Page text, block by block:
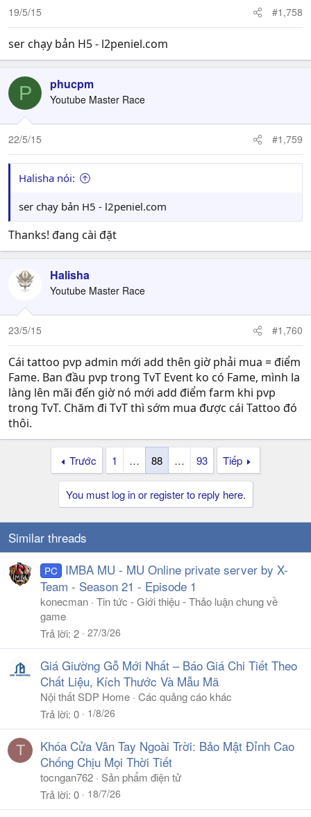
19/5/15 #1,758
ser chạy bản H5 - l2peniel.com
P phucpm
Youtube Master Race
22/5/15 #1,759
Halisha nói:
ser chạy bản H5 - l2peniel.com
Thanks! đang cài đặt
Halisha
Youtube Master Race
23/5/15 #1,760
Cái tattoo pvp admin mới add thên giờ phải mua = điểm
Fame. Ban đầu pvp trong TvT Event ko có Fame, mình la
làng lên mãi đến giờ nó mới add điểm farm khi pvp
trong TvT. Chăm đi TvT thì sớm mua được cái Tattoo đó
thôi.
Trước 1 … 88 … 93 Tiếp
You must log in or register to reply here.
Similar threads
PC
IMBA MU - MU Online private server by X-
Team - Season 21 - Episode 1
konecman Tin tức - Giới thiệu - Thảo luận chung về
game
Trả lời 2 27/3/26
Giá Giường Gỗ Mới Nhất – Báo Giá Chi Tiết Theo
Chất Liệu, Kích Thước Và Mẫu Mã
Nội thất SDP Home Các quảng cáo khác
Trả lời 0 1/8/26
T
Khóa Cửa Vân Tay Ngoài Trời: Bảo Mật Đỉnh Cao
Chống Chịu Mọi Thời Tiết
tocngan762
Sản phẩm điện tử
Trả lời 0 18/7/26